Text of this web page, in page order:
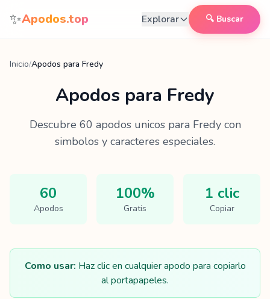
Saltar al contenido
✨Apodos.top Explorar 🔍 Buscar
Inicio/Apodos para Fredy
Apodos para Fredy
Descubre 60 apodos unicos para Fredycon
simbolos y caracteres especiales.
60
Apodos
100%
Gratis
1 clic
Copiar
Como usar: Haz clic en cualquier apodo para copiarlo
al portapapeles.